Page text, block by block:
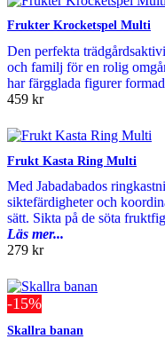
Frukter Krocketspel Multi
Den perfekta
och familj för en rolig
har färgglada figurer
459 kr
Frukt Kasta Ring Multi
Med Jabadabados
siktefärdigheter och
sätt. Sikta på de söta
Läs mer...
279 kr
-15%
Skallra banan